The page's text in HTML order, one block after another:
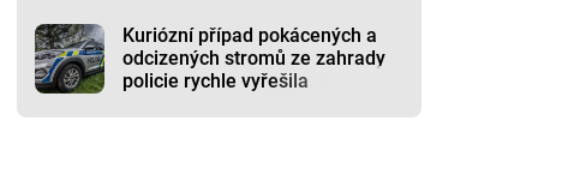
Kuriózní případ pokácených a
odcizených stromů ze zahrady
policie rychle vyřešila